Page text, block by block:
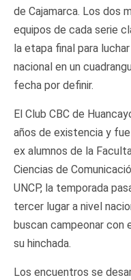
de Cajamarca. Los dos
equipos de cada serie
la etapa final para
nacional en un
fecha por definir.
El Club CBC de
años de existencia y
ex alumnos de la
Ciencias de
UNCP, la temporada
tercer lugar a nivel
buscan campeonar con
su hinchada.
Los encuentros se